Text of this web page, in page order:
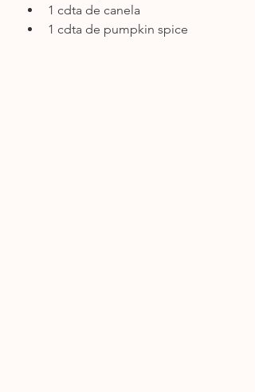
1 cdta de canela
1 cdta de pumpkin spice